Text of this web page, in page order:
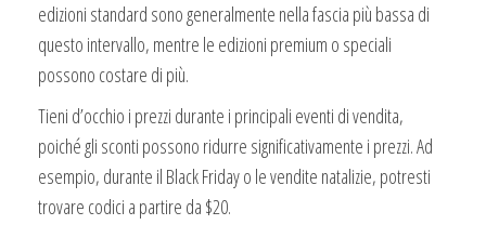
edizioni standard sono generalmente nella fascia più bassa di
questo intervallo, mentre le edizioni premium o speciali
possono costare di più.
Tieni d’occhio i prezzi durante i principali eventi di vendita,
poiché gli sconti possono ridurre significativamente i prezzi. Ad
esempio, durante il Black Friday o le vendite natalizie, potresti
trovare codici a partire da $20.